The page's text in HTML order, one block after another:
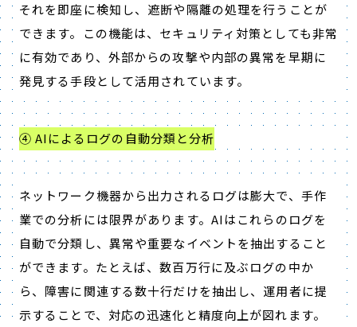
それを即座に検知し、遮断や隔離の処理を行うことが
できます。この機能は、セキュリティ対策としても非常
に有効であり、外部からの攻撃や内部の異常を早期に
発見する手段として活用されています。
④ AIによるログの自動分類と分析
ネットワーク機器から出力されるログは膨大で、手作
業での分析には限界があります。 AIはこれらのログを
自動で分類し、異常や重要なイベントを抽出すること
ができます。たとえば、数百万行に及ぶログの中か
ら、障害に関連する数十行だけを抽出し、運用者に提
示することで、対応の迅速化と精度向上が図れます。